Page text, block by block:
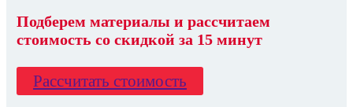
Подберем материалы и рассчитаем
стоимость со скидкой за 15 минут
Рассчитать стоимость